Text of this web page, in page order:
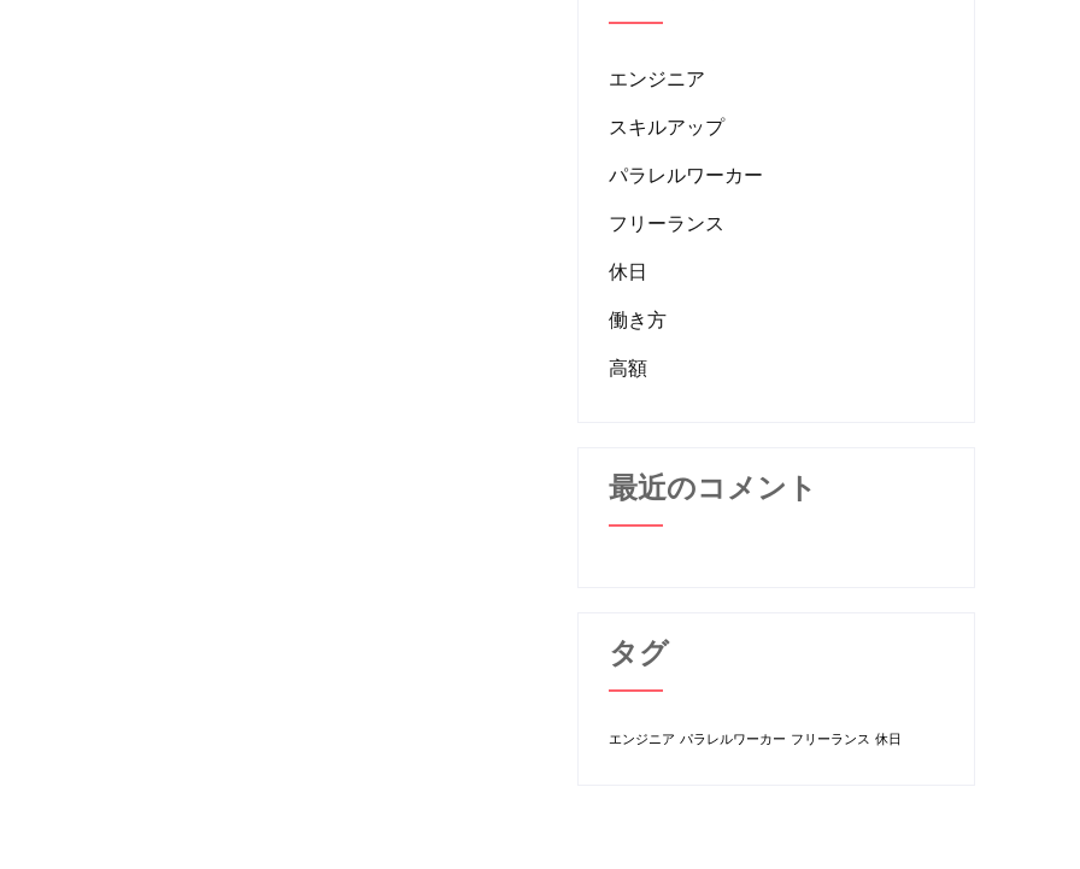
エンジニア
スキルアップ
パラレルワーカー
フリーランス
休日
働き方
高額
最近のコメント
タグ
エンジニア パラレルワーカー フリーランス 休日